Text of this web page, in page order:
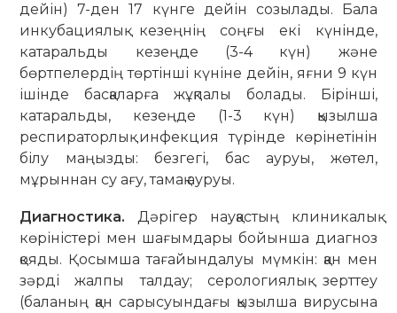
дейін) 7-ден 17 күнге дейін созылады. Бала
инкубациялық кезеңнің соңғы екі күнінде,
катаральды кезеңде (3-4 күн) және
бөртпелердің төртінші күніне дейін, яғни 9 күн
ішінде басқаларға жұқпалы болады. Бірінші,
катаральды, кезеңде (1-3 күн) қызылша
респираторлық инфекция түрінде көрінетінін
білу маңызды: безгегі, бас ауруы, жөтел,
мұрыннан су ағу, тамақ ауруы.
Диагностика. Дәрігер науқастың клиникалық
көріністері мен шағымдары бойынша диагноз
қояды. Қосымша тағайындалуы мүмкін: қан мен
зәрді жалпы талдау; серологиялық зерттеу
(баланың қан сарысуындағы қызылша вирусына